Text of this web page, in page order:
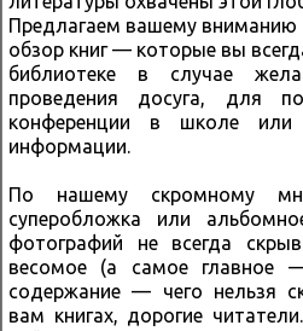
Предлагаем вашему вниманию
обзор книг — которые вы
библиотеке в случае
проведения досуга, для
конференции в школе или
информации.
По нашему скромному
суперобложка или
фотографий не всегда
весомое (а самое главное
содержание — чего нельзя
вам книгах, дорогие